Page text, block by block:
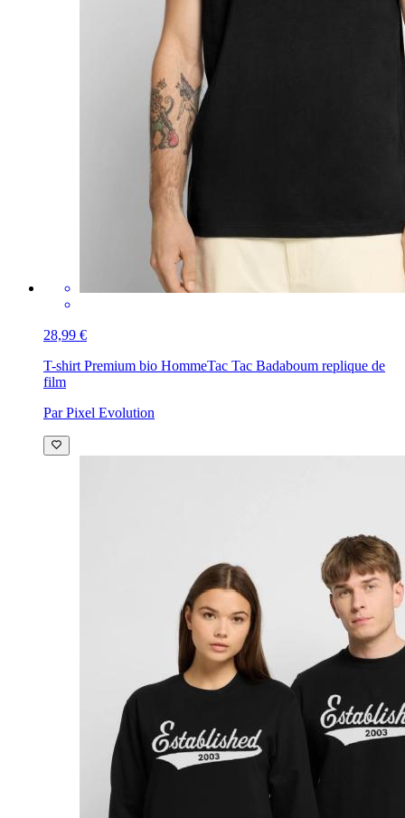
28,99 €
T-shirt Premium bio HommeTac Tac Badaboum replique de
film
Par Pixel Evolution